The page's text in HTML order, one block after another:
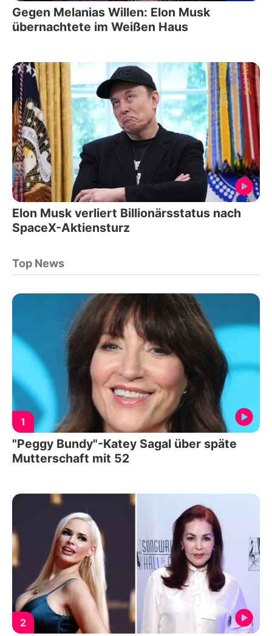
Gegen Melanias Willen: Elon Musk
übernachtete im Weißen Haus
Elon Musk verliert Billionärsstatus nach
SpaceX-Aktiensturz
Top News
1
"Peggy Bundy"-Katey Sagal über späte
Mutterschaft mit 52
2